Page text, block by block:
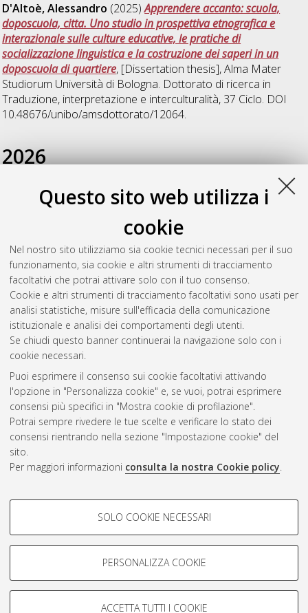
Questo sito web utilizza i
cookie
Nel nostro sito utilizziamo sia cookie tecnici necessari per il suo
funzionamento, sia cookie e altri strumenti di tracciamento
facoltativi che potrai attivare solo con il tuo consenso.
Cookie e altri strumenti di tracciamento facoltativi sono usati per
analisi statistiche, misure sull'efficacia della comunicazione
istituzionale e analisi dei comportamenti degli utenti.
Se chiudi questo banner continuerai la navigazione solo con i
cookie necessari.
Puoi esprimere il consenso sui cookie facoltativi attivando
l'opzione in "Personalizza cookie" e, se vuoi, potrai esprimere
consensi più specifici in "Mostra cookie di profilazione".
Potrai sempre rivedere le tue scelte e verificare lo stato dei
consensi rientrando nella sezione "Impostazione cookie" del
sito.
Per maggiori informazioni consulta la nostra Cookie policy.
COOKIE DI PROFILAZIONE -
Si tratta di cookie utilizzati per analizzare le caratteristiche della
navigazione degli utenti, creare profili in base al loro comportamento
Mostra cookie di profilazione
SOLO COOKIE NECESSARI
PERSONALIZZA COOKIE
ACCETTA TUTTI I COOKIE
D'Altoè, Alessandro (2025)Apprendere accanto: scuola,
doposcuola, citta. Uno studio in prospettiva etnografica e
interazionale sulle culture educative, le pratiche di
socializzazione linguistica e la costruzione dei saperi in un
doposcuola di quartiere, [Dissertation thesis], Alma Mater
Studiorum Università di Bologna. Dottorato di ricerca in
Traduzione, interpretazione e interculturalità, 37 Ciclo. DOI
10.48676/unibo/amsdottorato/12064.
2026
Marulo, Carla(2026) Corpo e ritmo nell'alfabetizzazione in
italiano lingua seconda (L2): uno studio di caso con
apprendenti adulti migranti a livelli iniziali di alfabetizzazione
, [Dissertation thesis], Alma Mater
Studiorum Università di Bologna. Dottorato di ricerca in
Scienze pedagogiche, 38 Ciclo.
Questa lista e' stata generata il Wed Aug 5 20:48:46 2026
Atom
Rss 1.0
Rss 2.0
ISSN: 2038-7946
Impostazioni Cookie
Informativa sulla privacy
Condizioni d’uso del sito